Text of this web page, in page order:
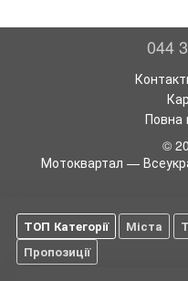
044
Повна
©
Мотоквартал —
ТОП Категорії Міста
Пропозиції